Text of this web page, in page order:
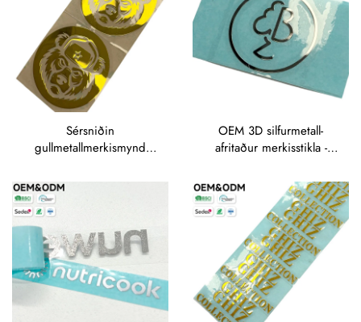
Sérsniðin
gullmetallmerkismynd
berjamerki
OEM 3D silfurmetall-
afritaður merkisstikla -
afritaður stikla fyrir klæði
og gjafadósum